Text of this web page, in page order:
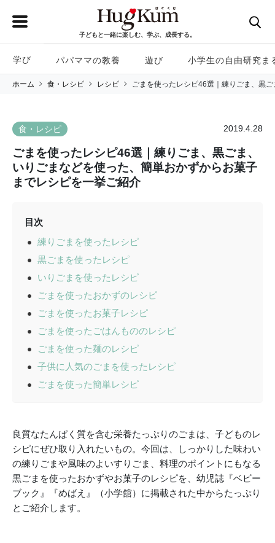
子どもと一緒に楽しむ、学ぶ、成長する。
学び パパママの教養 遊び 小学生の自由研究ま
ホーム 食・レシピ レシピ ごまを使ったレシピ46選｜練りごま、黒
食・レシピ 2019.4.28
ごまを使ったレシピ46選｜練りごま、黒ごま、
いりごまなどを使った、簡単おかずからお菓子
までレシピを一挙ご紹介
目次
練りごまを使ったレシピ
黒ごまを使ったレシピ
いりごまを使ったレシピ
ごまを使ったおかずのレシピ
ごまを使ったお菓子レシピ
ごまを使ったごはんもののレシピ
ごまを使った麺のレシピ
子供に人気のごまを使ったレシピ
ごまを使った簡単レシピ
良質なたんぱく質を含む栄養たっぷりのごまは、子どものレ
シピにぜひ取り入れたいもの。今回は、しっかりした味わい
の練りごまや風味のよいすりごま、料理のポイントにもなる
黒ごまを使ったおかずやお菓子のレシピを、幼児誌『ベビー
ブック』『めばえ』（小学舘）に掲載された中からたっぷり
とご紹介します。